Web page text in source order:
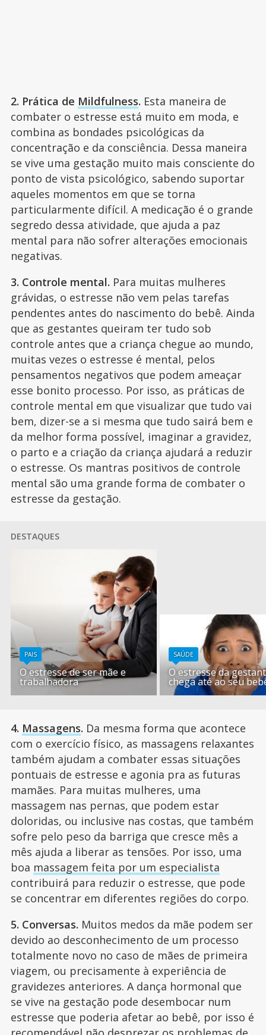
2. Prática de Mildfulness. Esta maneira de
combater o estresse está muito em moda, e
combina as bondades psicológicas da
concentração e da consciência. Dessa maneira
se vive uma gestação muito mais consciente do
ponto de vista psicológico, sabendo suportar
aqueles momentos em que se torna
particularmente difícil. A medicação é o grande
segredo dessa atividade, que ajuda a paz
mental para não sofrer alterações emocionais
negativas.
3. Controle mental. Para muitas mulheres
grávidas, o estresse não vem pelas tarefas
pendentes antes do nascimento do bebê. Ainda
que as gestantes queiram ter tudo sob
controle antes que a criança chegue ao mundo,
muitas vezes o estresse é mental, pelos
pensamentos negativos que podem ameaçar
esse bonito processo. Por isso, as práticas de
controle mental em que visualizar que tudo vai
bem, dizer-se a si mesma que tudo sairá bem e
da melhor forma possível, imaginar a gravidez,
o parto e a criação da criança ajudará a reduzir
o estresse. Os mantras positivos de controle
mental são uma grande forma de combater o
estresse da gestação.
DESTAQUES
PAIS
O estresse de ser mãe e
trabalhadora
SAÚDE
O estresse da
chega até ao seu
4. Massagens. Da mesma forma que acontece
com o exercício físico, as massagens relaxantes
também ajudam a combater essas situações
pontuais de estresse e agonia pra as futuras
mamães. Para muitas mulheres, uma
massagem nas pernas, que podem estar
doloridas, ou inclusive nas costas, que também
sofre pelo peso da barriga que cresce mês a
mês ajuda a liberar as tensões. Por isso, uma
boa massagem feita por um especialista
contribuirá para reduzir o estresse, que pode
se concentrar em diferentes regiões do corpo.
5. Conversas. Muitos medos da mãe podem ser
devido ao desconhecimento de um processo
totalmente novo no caso de mães de primeira
viagem, ou precisamente à experiência de
gravidezes anteriores. A dança hormonal que
se vive na gestação pode desembocar num
estresse que poderia afetar ao bebê, por isso é